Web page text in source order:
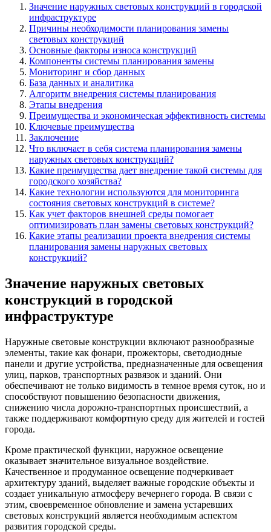
Значение наружных световых конструкций в городской
инфраструктуре
Причины необходимости планирования замены
световых конструкций
Основные факторы износа конструкций
Компоненты системы планирования замены
Мониторинг и сбор данных
База данных и аналитика
Алгоритм внедрения системы планирования
Этапы внедрения
Преимущества и экономическая эффективность системы
Ключевые преимущества
Заключение
Что включает в себя система планирования замены
наружных световых конструкций?
Какие преимущества дает внедрение такой системы для
городского хозяйства?
Какие технологии используются для мониторинга
состояния световых конструкций в системе?
Как учет факторов внешней среды помогает
оптимизировать план замены световых конструкций?
Какие этапы реализации проекта внедрения системы
планирования замены наружных световых
конструкций?
Значение наружных световых
конструкций в городской
инфраструктуре
Наружные световые конструкции включают разнообразные
элементы, такие как фонари, прожекторы, светодиодные
панели и другие устройства, предназначенные для освещения
улиц, парков, транспортных развязок и зданий. Они
обеспечивают не только видимость в темное время суток, но и
способствуют повышению безопасности движения,
снижению числа дорожно-транспортных происшествий, а
также поддерживают комфортную среду для жителей и гостей
города.
Кроме практической функции, наружное освещение
оказывает значительное визуальное воздействие.
Качественное и продуманное освещение подчеркивает
архитектуру зданий, выделяет важные городские объекты и
создает уникальную атмосферу вечернего города. В связи с
этим, своевременное обновление и замена устаревших
световых конструкций является необходимым аспектом
развития городской среды.